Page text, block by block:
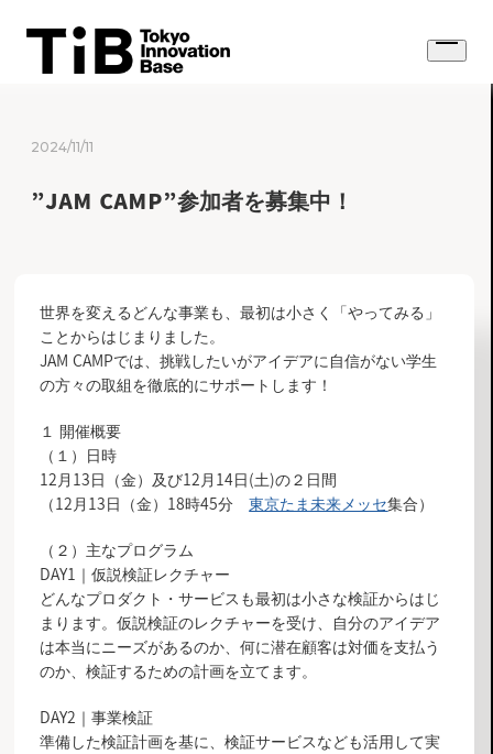
content
Open
2024/11/11
”JAM CAMP”参加者を募集中！
世界を変えるどんな事業も、最初は小さく「やってみる」
ことからはじまりました。
JAM CAMPでは、挑戦したいがアイデアに自信がない学生
の方々の取組を徹底的にサポートします！
１ 開催概要
（１）日時
12月13日（金）及び12月14日(土)の２日間
（12月13日（金）18時45分東京たま未来メッセ集合）
（２）主なプログラム
DAY1｜仮説検証レクチャー
どんなプロダクト・サービスも最初は小さな検証からはじ
まります。仮説検証のレクチャーを受け、自分のアイデア
は本当にニーズがあるのか、何に潜在顧客は対価を支払う
のか、検証するための計画を立てます。
DAY2｜事業検証
準備した検証計画を基に、検証サービスなども活用して実